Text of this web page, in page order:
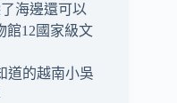
海邊還可以
館12國家級文
道的越南小吳